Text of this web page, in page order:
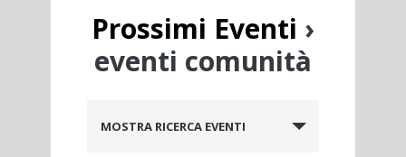
Prossimi Eventi ›
eventi comunità
Eventi
MOSTRA RICERCA EVENTI